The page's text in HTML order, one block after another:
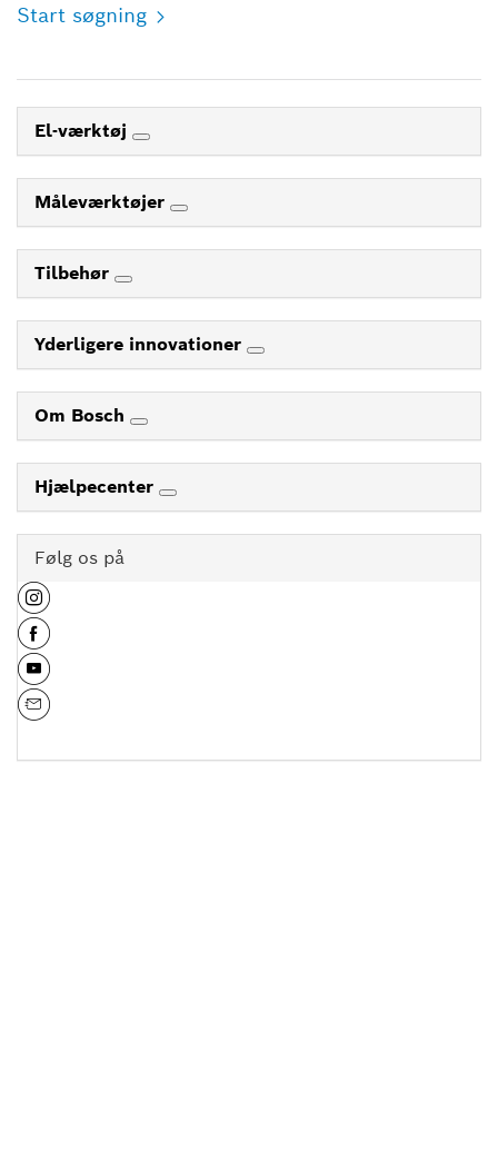
Start søgning
El-værktøj
Måleværktøjer
Tilbehør
Yderligere innovationer
Om Bosch
Hjælpecenter
Følg os på